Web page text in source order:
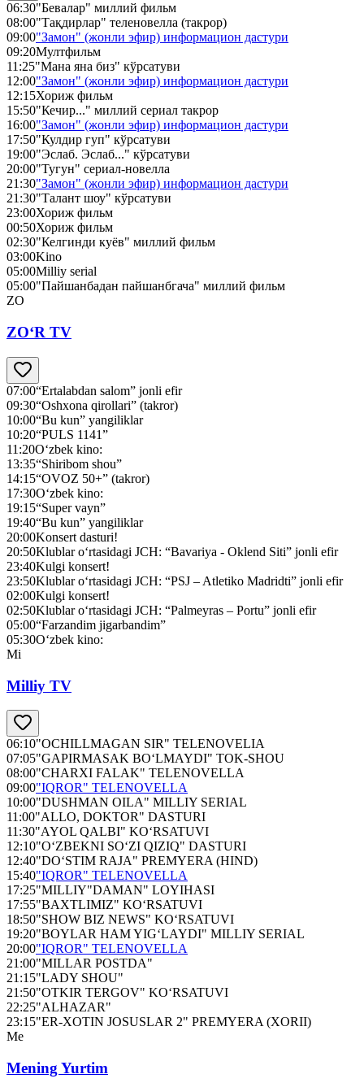
06:30"Бевалар" миллий фильм
08:00"Тақдирлар" теленовелла (такрор)
09:00"Замон" (жонли эфир) информацион дастури
09:20Мултфильм
11:25"Мана яна биз" кўрсатуви
12:00"Замон" (жонли эфир) информацион дастури
12:15Хориж фильм
15:50"Кечир..." миллий сериал такрор
16:00"Замон" (жонли эфир) информацион дастури
17:50"Кулдир гуп" кўрсатуви
19:00"Эслаб. Эслаб..." кўрсатуви
20:00"Тугун" сериал-новелла
21:30"Замон" (жонли эфир) информацион дастури
21:30"Талант шоу" кўрсатуви
23:00Хориж фильм
00:50Хориж фильм
02:30"Келгинди куёв" миллий фильм
03:00Kino
05:00Milliy serial
05:00"Пайшанбадан пайшанбгача" миллий фильм
ZO
ZO‘R TV
07:00“Ertalabdan salom” jonli efir
09:30“Oshxona qirollari” (takror)
10:00“Bu kun” yangiliklar
10:20“PULS 1141”
11:20O‘zbek kino:
13:35“Shiribom shou”
14:15“OVOZ 50+” (takror)
17:30O‘zbek kino:
19:15“Super vayn”
19:40“Bu kun” yangiliklar
20:00Konsert dasturi!
20:50Klublar o‘rtasidagi JСH: “Bavariya - Oklend Siti” jonli efir
23:40Kulgi konsert!
23:50Klublar o‘rtasidagi JСH: “PSJ – Atletiko Madridti” jonli efir
02:00Kulgi konsert!
02:50Klublar o‘rtasidagi JСH: “Palmeyras – Portu” jonli efir
05:00“Farzandim jigarbandim”
05:30O‘zbek kino:
Mi
Milliy TV
06:10"OCHILLMAGAN SIR" TELENOVELIA
07:05"GAPIRMASAK BO‘LMAYDI" TOK-SHOU
08:00"CHARXI FALAK" TELENOVELLA
09:00"IQROR" TELENOVELLA
10:00"DUSHMAN OILA" MILLIY SERIAL
11:00"ALLO, DOKTOR" DASTURI
11:30"AYOL QALBI" KO‘RSATUVI
12:10"O‘ZBEKNI SO‘ZI QIZIQ" DASTURI
12:40"DO‘STIM RAJA" PREMYERA (HIND)
15:40"IQROR" TELENOVELLA
17:25"MILLIY"DAMAN" LOYIHASI
17:55"BAXTLIMIZ" KO‘RSATUVI
18:50"SHOW BIZ NEWS" KO‘RSATUVI
19:20"BOYLAR HAM YIG‘LAYDI" MILLIY SERIAL
20:00"IQROR" TELENOVELLA
21:00"MILLAR POSTDA"
21:15"LADY SHOU"
21:50"OTKIR TERGOV" KO‘RSATUVI
22:25"ALHAZAR"
23:15"ER-XOTIN JOSUSLAR 2" PREMYERA (XORII)
Me
Mening Yurtim